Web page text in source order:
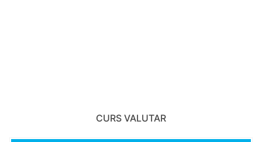
CURS VALUTAR